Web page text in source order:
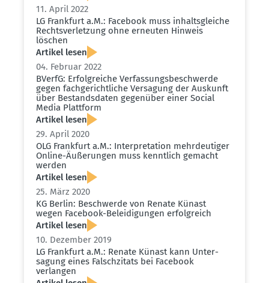
11. April 2022
LG Frankfurt a.M.: Facebook muss inhalts­gleiche
Rechts­ver­letzung ohne erneuten Hinweis
löschen
Artikel lesen
04. Februar 2022
BVerfG: Erfolg­reiche Verfas­sungs­be­schwerde
gegen fachge­richt­liche Versagung der Auskunft
über Bestands­daten gegenüber einer Social
Media Plattform
Artikel lesen
29. April 2020
OLG Frankfurt a.M.: Inter­pre­tation mehrdeu­tiger
Online-Äußerungen muss kenntlich gemacht
werden
Artikel lesen
25. März 2020
KG Berlin: Beschwerde von Renate Künast
wegen Facebook-Belei­di­gungen erfolg­reich
Artikel lesen
10. Dezember 2019
LG Frankfurt a.M.: Renate Künast kann Unter­
sagung eines Falsch­zitats bei Facebook
verlangen